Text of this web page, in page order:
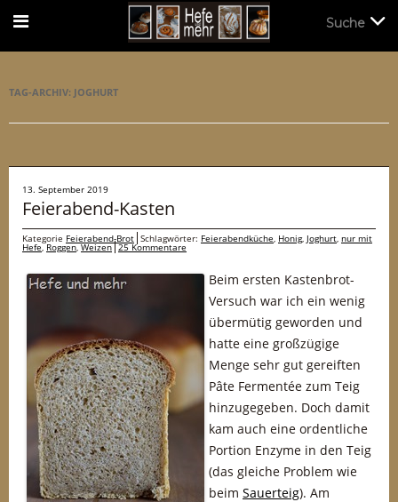
TAG-ARCHIV: JOGHURT
13. September 2019
Feierabend-Kasten
Kategorie Feierabend-Brot Schlagwörter: Feierabendküche, Honig, Joghurt, nur mit
Hefe,Roggen,Weizen 25 Kommentare
Beim ersten Kastenbrot-
Versuch war ich ein wenig
übermütig geworden und
hatte eine großzügige
Menge sehr gut gereiften
Pâte Fermentée zum Teig
hinzugegeben. Doch damit
kam auch eine ordentliche
Portion Enzyme in den Teig
(das gleiche Problem wie
beim Sauerteig). Am
Suche
Suche